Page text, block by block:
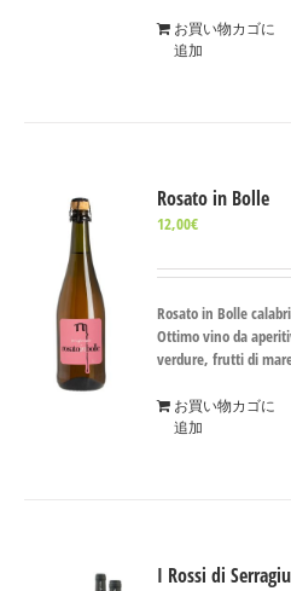
お買い物カゴに
追加
Rosato in Bolle
12,00€
Rosato in Bolle
Ottimo vino da
verdure, frutti di
お買い物カゴに
追加
I Rossi di